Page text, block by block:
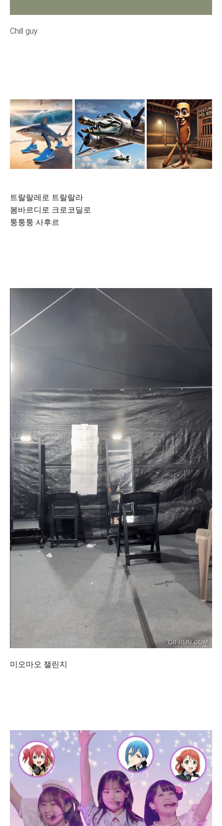
Chill guy
트랄랄레로 트랄랄라
봄바르디로 크로코딜로
퉁퉁퉁 사후르
미오마오 챌린지